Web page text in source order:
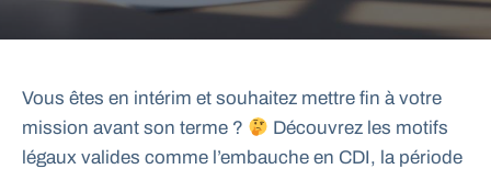
Vous êtes en intérim et souhaitez mettre fin à votre
mission avant son terme ?
Découvrez les motifs
légaux valides comme l’embauche en CDI, la période